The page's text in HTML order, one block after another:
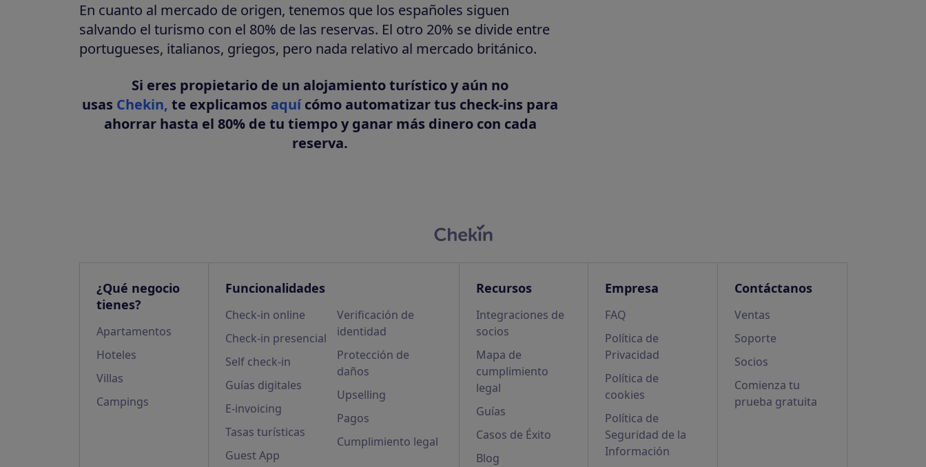
En cuanto al mercado de origen, tenemos que los españoles siguen
salvando el turismo con el 80% de las reservas. El otro 20% se divide entre
portugueses, italianos, griegos, pero nada relativo al mercado británico.
Si eres propietario de un alojamiento turístico y aún no
usas Chekin, te explicamos aquícómo automatizar tus check-ins para
ahorrar hasta el 80% de tu tiempo y ganar más dinero con cada
reserva.
¿Qué negocio
tienes?
Apartamentos
Hoteles
Villas
Campings
Funcionalidades
Check-in online
Check-in presencial
Self check-in
Guías digitales
E-invoicing
Tasas turísticas
Guest App
Verificación de
identidad
Protección de
daños
Upselling
Pagos
Cumplimiento legal
Recursos
Integraciones de
socios
Mapa de
cumplimiento
legal
Guías
Casos de Éxito
Blog
Empresa
FAQ
Política de
Privacidad
Política de
cookies
Política de
Seguridad de la
Información
Contáctanos
Ventas
Soporte
Socios
Comienza tu
prueba gratuita